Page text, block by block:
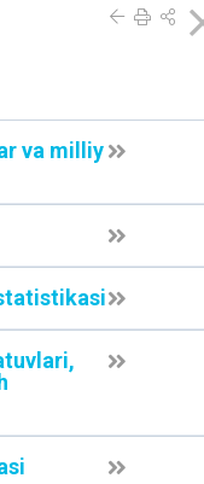
va milliy